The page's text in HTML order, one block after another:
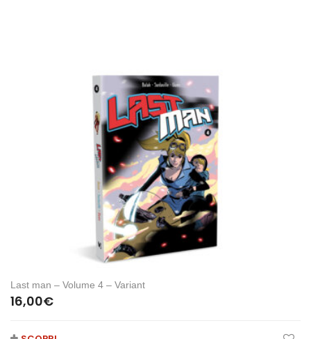
Last man – Volume 4 – Variant
16,00€